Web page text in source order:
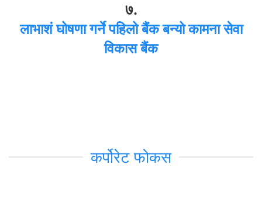
७.
लाभाशं घोषणा गर्ने पहिलो बैंक बन्यो कामना सेवा
विकास बैंक
कर्पोरेट फोकस